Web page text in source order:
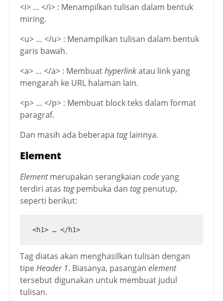
<i> … </i> : Menampilkan tulisan dalam bentuk
miring.
<u> … </u> : Menampilkan tulisan dalam bentuk
garis bawah.
<a> … </a> : Membuathyperlinkatau link yang
mengarah ke URL halaman lain.
<p> … </p> : Membuat block teks dalam format
paragraf.
Dan masih ada beberapa taglainnya.
Element
Elementmerupakan serangkaian codeyang
terdiri atas tagpembuka dan tagpenutup,
seperti berikut:
<h1> … </h1>
Tag diatas akan menghasilkan tulisan dengan
tipeHeader 1. Biasanya, pasangan element
tersebut digunakan untuk membuat judul
tulisan.